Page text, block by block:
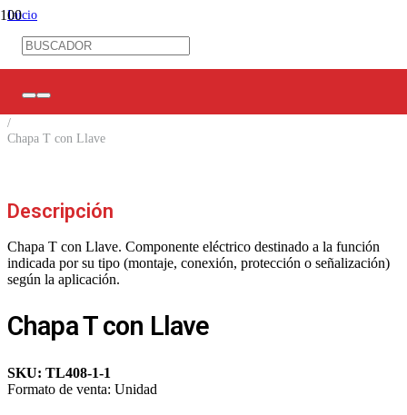
Inicio
Tableros / Cajas de distribución
/
Chapa T con Llave
Descripción
Chapa T con Llave. Componente eléctrico destinado a la función
indicada por su tipo (montaje, conexión, protección o señalización)
según la aplicación.
Chapa T con Llave
SKU: TL408-1-1
Formato de venta: Unidad